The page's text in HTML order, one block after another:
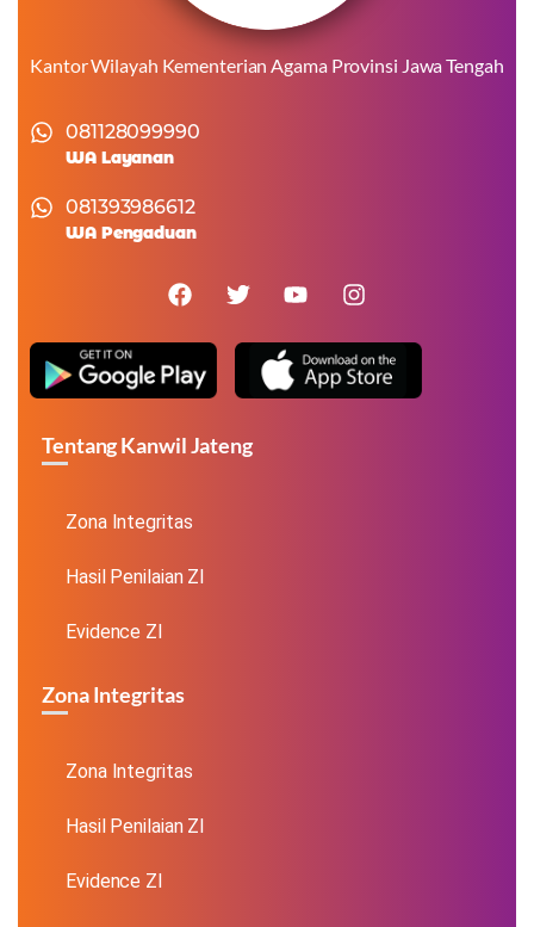
Kantor Wilayah Kementerian Agama Provinsi Jawa Tengah
081128099990
WA Layanan
081393986612
WA Pengaduan
Tentang Kanwil Jateng
Zona Integritas
Hasil Penilaian ZI
Evidence ZI
Zona Integritas
Zona Integritas
Hasil Penilaian ZI
Evidence ZI